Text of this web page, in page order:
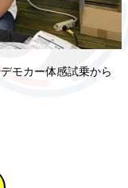
モカー体感試乗から